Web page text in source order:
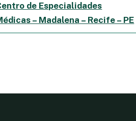
de Especialidades
– Madalena – Recife – PE